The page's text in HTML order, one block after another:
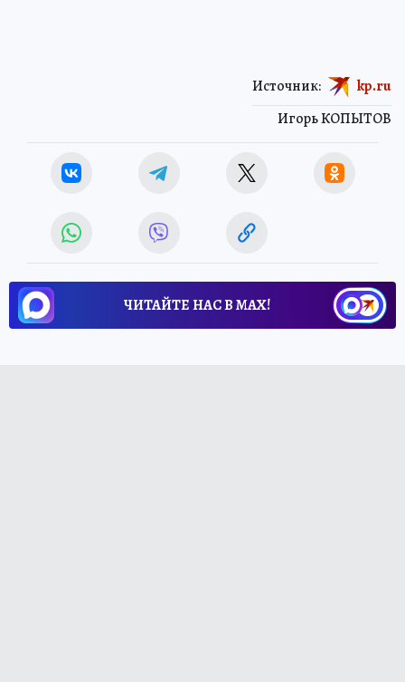
Игорь КОПЫТОВ
Источник: kp.ru
ЧИТАЙТЕ НАС В МАХ!